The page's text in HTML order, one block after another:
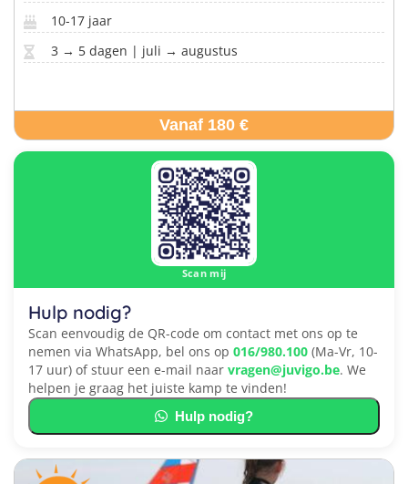
10-17 jaar
3 → 5 dagen | juli → augustus
Vanaf 180 €
Scan mij
Hulp nodig?
Scan eenvoudig de QR-code om contact met ons op te
nemen via WhatsApp, bel ons op 016/980.100 (Ma-Vr, 10-
17 uur) of stuur een e-mail naar vragen@juvigo.be. We
helpen je graag het juiste kamp te vinden!
Hulp nodig?